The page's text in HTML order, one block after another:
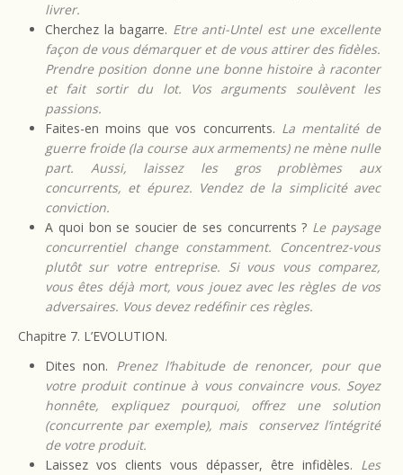
livrer.
Cherchez la bagarre. Etre anti-Untel est une excellente
façon de vous démarquer et de vous attirer des fidèles.
Prendre position donne une bonne histoire à raconter
et fait sortir du lot. Vos arguments soulèvent les
passions.
Faites-en moins que vos concurrents. La mentalité de
guerre froide (la course aux armements) ne mène nulle
part. Aussi, laissez les gros problèmes aux
concurrents, et épurez. Vendez de la simplicité avec
conviction.
A quoi bon se soucier de ses concurrents ? Le paysage
concurrentiel change constamment. Concentrez-vous
plutôt sur votre entreprise. Si vous vous comparez,
vous êtes déjà mort, vous jouez avec les règles de vos
adversaires. Vous devez redéfinir ces règles.
Chapitre 7. L’EVOLUTION.
Dites non. Prenez l’habitude de renoncer, pour que
votre produit continue à vous convaincre vous. Soyez
honnête, expliquez pourquoi, offrez une solution
(concurrente par exemple), mais conservez l’intégrité
de votre produit.
Laissez vos clients vous dépasser, être infidèles. Les